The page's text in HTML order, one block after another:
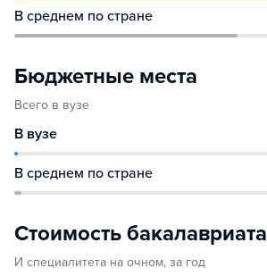
В среднем по стране
Бюджетные места
Всего в вузе
В вузе
В среднем по стране
Стоимость бакалавриата
И специалитета на очном, за год